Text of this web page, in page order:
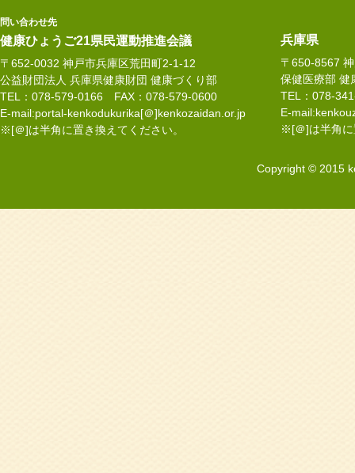
問い合わせ先
健康ひょうご21県民運動推進会議
〒652-0032 神戸市兵庫区荒田町2-1-12
公益財団法人 兵庫県健康財団 健康づくり部
TEL：078-579-0166 FAX：078-579-0600
E-mail:portal-kenkodukurika[＠]kenkozaidan.or.jp
※[＠]は半角に置き換えてください。
兵庫県
〒650-8567
保健医療部 健
TEL：078-
E-
※[＠]は半角に
Copyright © 2015